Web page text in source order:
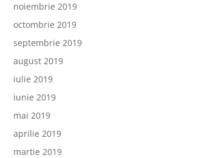
noiembrie 2019
octombrie 2019
septembrie 2019
august 2019
iulie 2019
iunie 2019
mai 2019
aprilie 2019
martie 2019